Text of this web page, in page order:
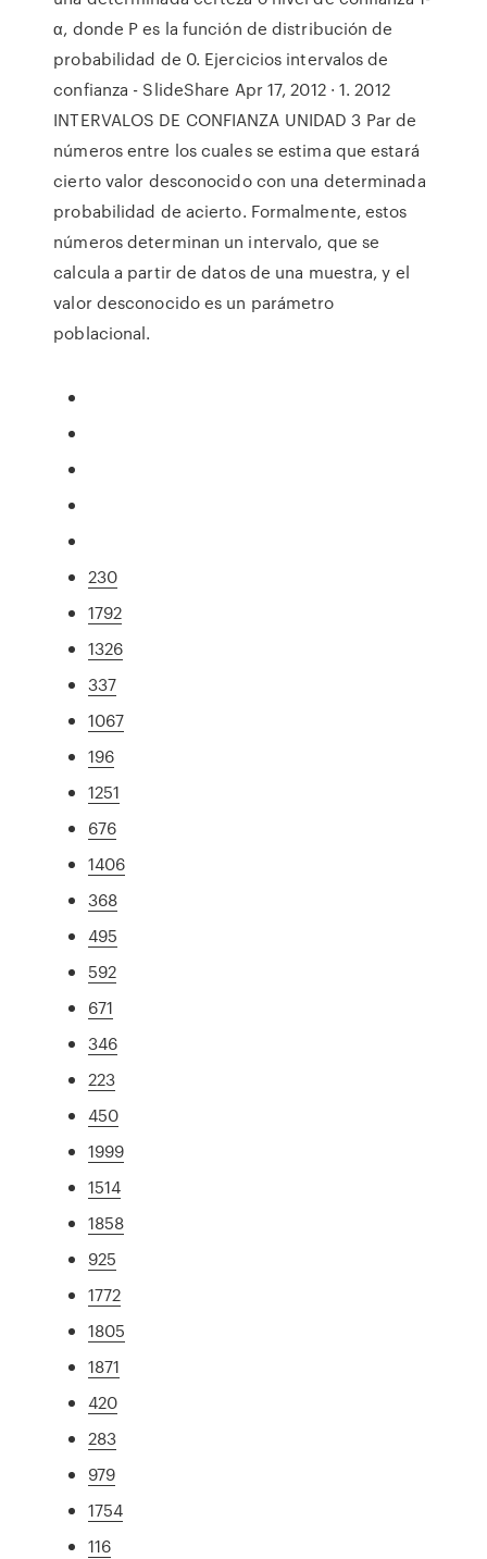
α, donde P es la función de distribución de
probabilidad de 0. Ejercicios intervalos de
confianza - SlideShare Apr 17, 2012 · 1. 2012
INTERVALOS DE CONFIANZA UNIDAD 3 Par de
números entre los cuales se estima que estará
cierto valor desconocido con una determinada
probabilidad de acierto. Formalmente, estos
números determinan un intervalo, que se
calcula a partir de datos de una muestra, y el
valor desconocido es un parámetro
poblacional.
230
1792
1326
337
1067
196
1251
676
1406
368
495
592
671
346
223
450
1999
1514
1858
925
1772
1805
1871
420
283
979
1754
116